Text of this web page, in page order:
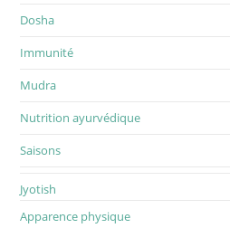
Dosha
Immunité
Mudra
Nutrition ayurvédique
Saisons
Jyotish
Apparence physique